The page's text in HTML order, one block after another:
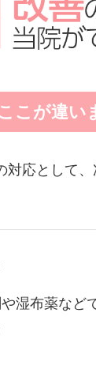
こが違い
対応として
湿布薬など